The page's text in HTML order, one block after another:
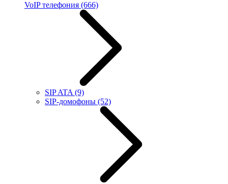
VoIP телефония (666)
SIP ATA (9)
SIP-домофоны (52)